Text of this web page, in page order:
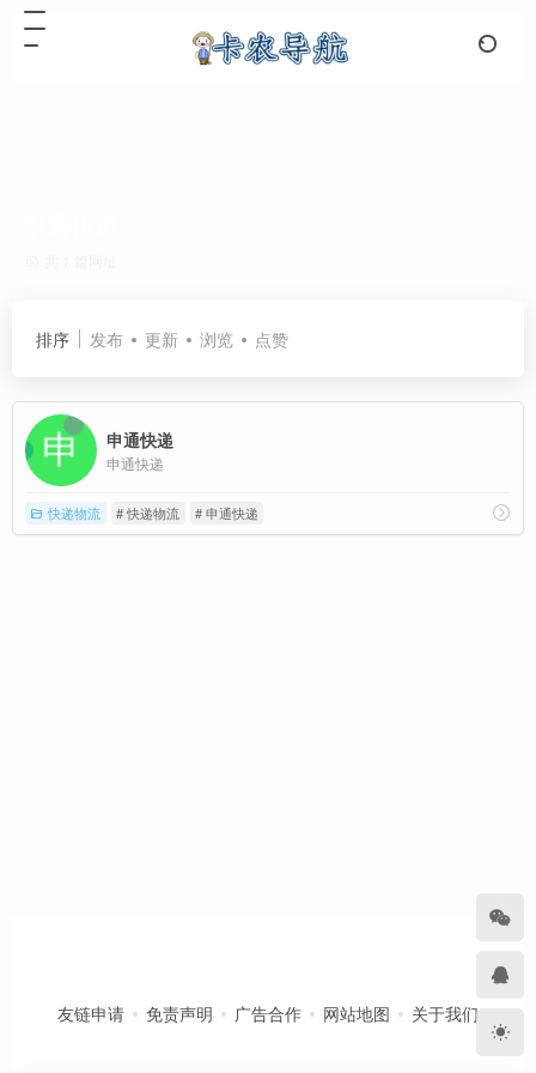
排序 发布 更新 浏览 点赞
申通快递
申通快递
快递物流 # 快递物流 # 申通快递
友链申请 免责声明 广告合作 网站地图 关于我们